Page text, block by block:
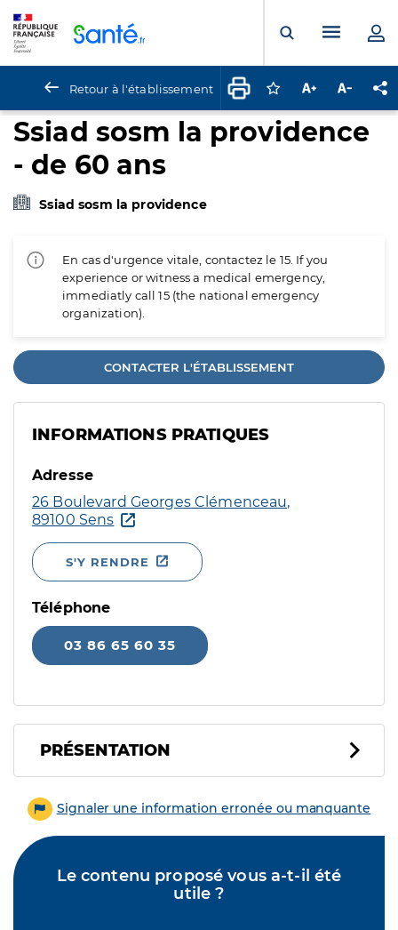
Ouvrir laMenu
Retour à l'établissement Connectez-vous
Augmenter la
Ssiad sosm la providence
- de 60 ans
Ssiad sosm la providence
En cas d'urgence vitale, contactez le 15. If you
experience or witness a medical emergency,
immediatly call 15 (the national emergency
organization).
CONTACTER L'ÉTABLISSEMENT
INFORMATIONS PRATIQUES
Adresse
26 Boulevard Georges Clémenceau,
89100 Sens
S'Y RENDRE
Téléphone
03 86 65 60 35
PRÉSENTATION
Signaler une information erronée ou manquante
Le contenu proposé vous a-t-il été
utile ?